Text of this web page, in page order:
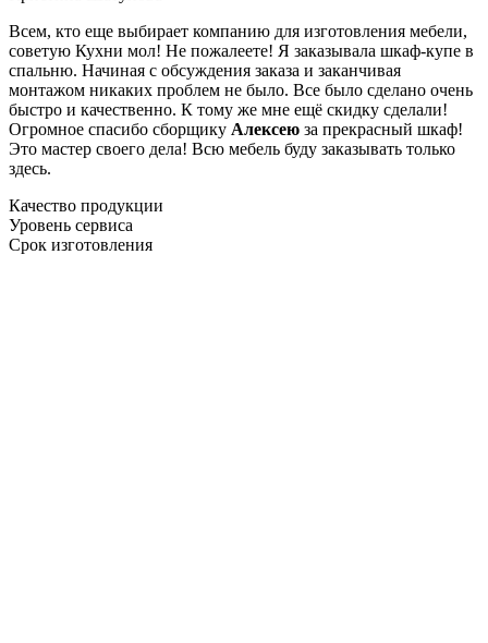
Всем, кто еще выбирает компанию для изготовления мебели,
советую Кухни мол! Не пожалеете! Я заказывала шкаф-купе в
спальню. Начиная с обсуждения заказа и заканчивая
монтажом никаких проблем не было. Все было сделано очень
быстро и качественно. К тому же мне ещё скидку сделали!
Огромное спасибо сборщику Алексею за прекрасный шкаф!
Это мастер своего дела! Всю мебель буду заказывать только
здесь.
Качество продукции
Уровень сервиса
Срок изготовления